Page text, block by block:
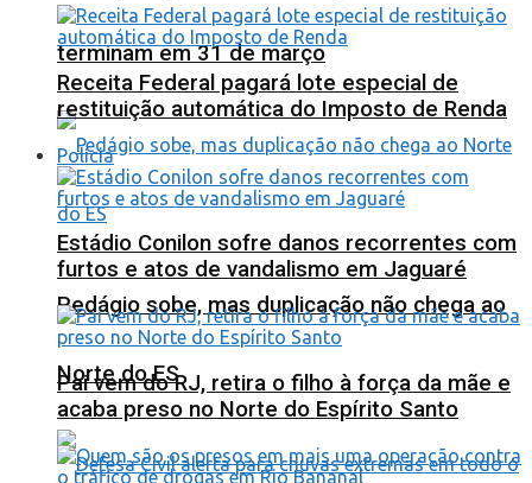
terminam em 31 de março
Pedágio sobe, mas duplicação não chega ao
Norte do ES
Receita Federal pagará lote especial de
restituição automática do Imposto de Renda
Polícia
Estádio Conilon sofre danos recorrentes com
furtos e atos de vandalismo em Jaguaré
Pai vem do RJ, retira o filho à força da mãe e
acaba preso no Norte do Espírito Santo